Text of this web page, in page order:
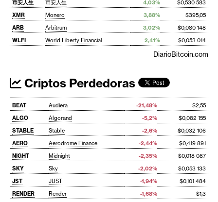
币安人生 币安人生 4,03%
$0,530 583
XMR
Monero 3,88%
$395,05
ARB
Arbitrum 3,02%
$0,080 148
WLFI
World Liberty Financial 2,41% $0,053 014
DiarioBitcoin.com
Criptos Perdedoras
BEAT Audiera -21,48%
$2,55
ALGO
Algorand -5,2%
$0,082 155
STABLE
Stable -2,6%
$0,032 106
AERO
Aerodrome Finance -2,44%
$0,419 891
NIGHT
Midnight -2,35%
$0,018 087
SKY
Sky -2,02%
$0,053 133
JST
JUST -1,94%
$0,101 484
RENDER
Render -1,68%
$1,3